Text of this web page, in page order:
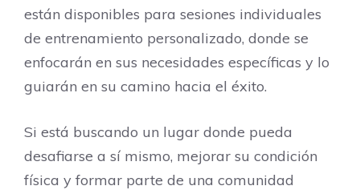
están disponibles para sesiones individuales
de entrenamiento personalizado, donde se
enfocarán en sus necesidades específicas y lo
guiarán en su camino hacia el éxito.
Si está buscando un lugar donde pueda
desafiarse a sí mismo, mejorar su condición
física y formar parte de una comunidad